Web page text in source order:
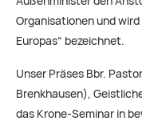
Organisationen und
Europas“ bezeichnet.
Unser Präses Bbr.
Brenkhausen),
das Krone-Seminar in